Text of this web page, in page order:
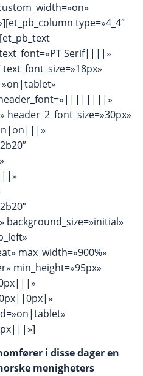
type=»4_4″
text_font=»PT Serif||||»
header_font=»||||||||»
background_size=»initial»
max_width=»900%»
min_height=»95px»
i disse dager en
menigheters